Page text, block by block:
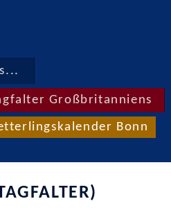
Großbritanniens
Bonn